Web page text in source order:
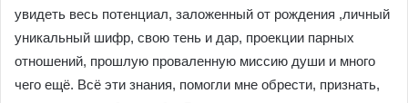
увидеть весь потенциал, заложенный от рождения ,личный
уникальный шифр, свою тень и дар, проекции парных
отношений, прошлую проваленную миссию души и много
чего ещё. Всё эти знания, помогли мне обрести, признать,